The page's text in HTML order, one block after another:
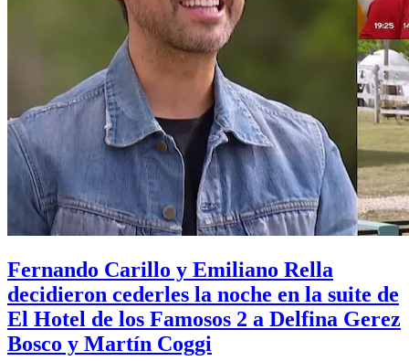
Fernando Carillo y Emiliano Rella
decidieron cederles la noche en la suite de
El Hotel de los Famosos 2 a Delfina Gerez
Bosco y Martín Coggi